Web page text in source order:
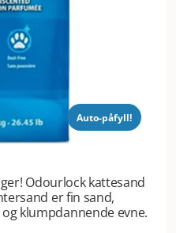
Auto-påfyll!
Odourlock kattesand
er fin sand,
klumpdannende evne.